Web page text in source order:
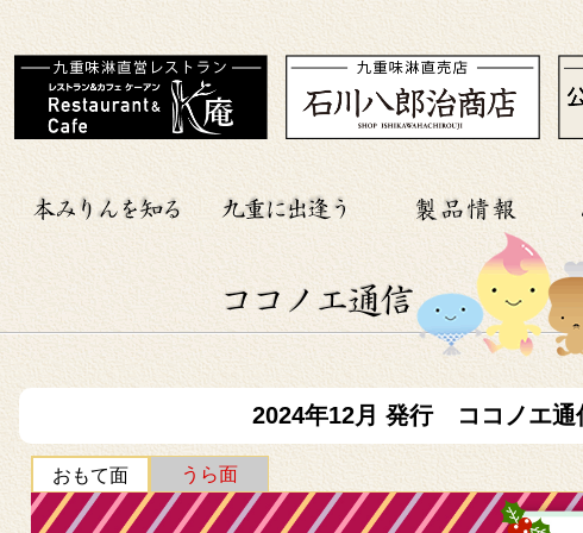
2024年12月 発行 ココノエ通
おもて面 うら面